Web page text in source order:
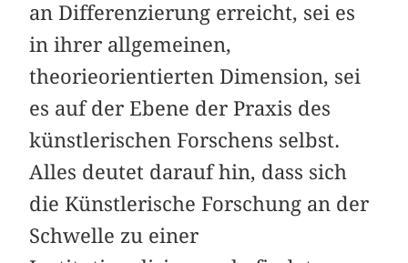
an Differenzierung erreicht, sei es
in ihrer allgemeinen,
theorieorientierten Dimension, sei
es auf der Ebene der Praxis des
künstlerischen Forschens selbst.
Alles deutet darauf hin, dass sich
die Künstlerische Forschung an der
Schwelle zu einer